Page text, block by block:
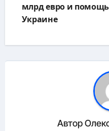
млрд евро и помощь
Украине
Автор